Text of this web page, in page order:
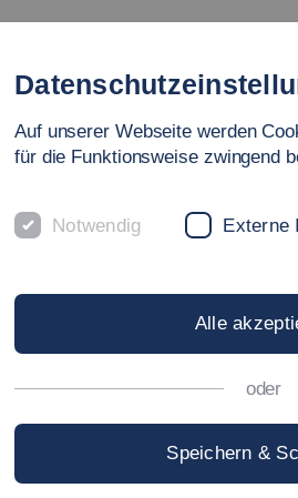
Auf unserer Webseite werden
für die Funktionsweise zwingend
Notwendig Externe
Alle
oder
Speichern &